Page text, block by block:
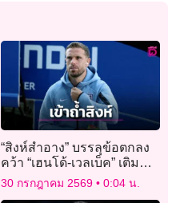
“สิงห์สำอาง” บรรลุข้อตกลง
คว้า “เฮนโด้-เวลเบ็ค” เติม
ความเก๋า
30 กรกฎาคม 2569 0:04 น.